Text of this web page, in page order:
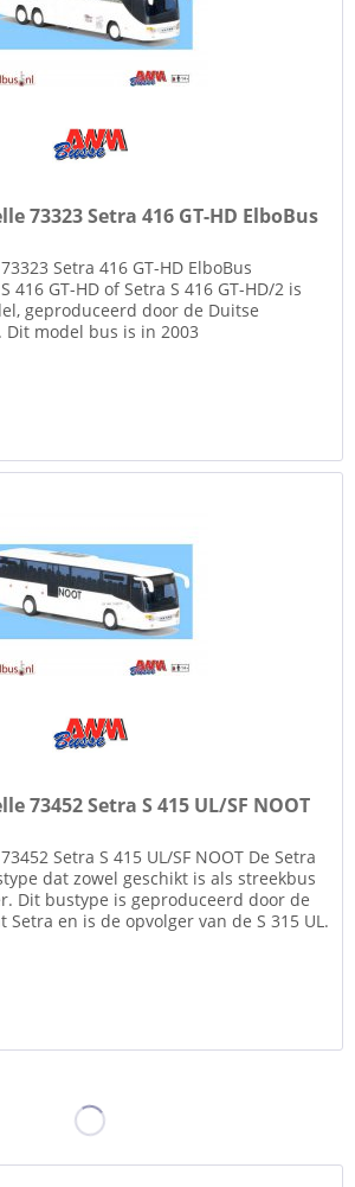
73323 Setra 416 GT-HD ElboBus
Setra 416 GT-HD ElboBus
416 GT-HD of Setra S 416 GT-HD/2 is
geproduceerd door de Duitse
model bus is in 2003
73452 Setra S 415 UL/SF NOOT
Setra S 415 UL/SF NOOT De Setra
dat zowel geschikt is als streekbus
Dit bustype is geproduceerd door de
en is de opvolger van de S 315 UL.